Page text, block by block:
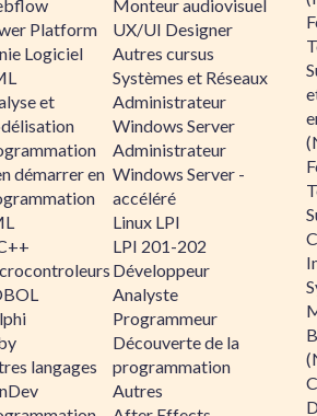
Platform
Logiciel
et
démarrer en
langages
Monteur audiovisuel
UX/UI Designer
Autres cursus
Systèmes et Réseaux
Administrateur
Windows Server
Administrateur
Windows Server -
accéléré
Linux LPI
LPI 201-202
Développeur
Analyste
Programmeur
Découverte de la
programmation
Autres